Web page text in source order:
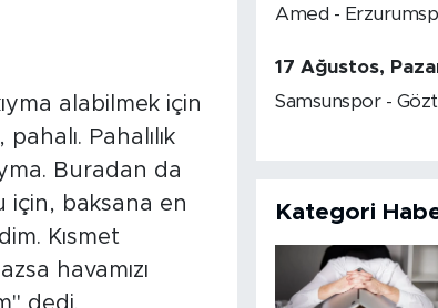
alabilmek için
Pahalılık
Buradan da
için, baksana en
Kısmet
havamızı
dedi.
Amed -
17 Ağustos,
Samsunspor -
Kategori